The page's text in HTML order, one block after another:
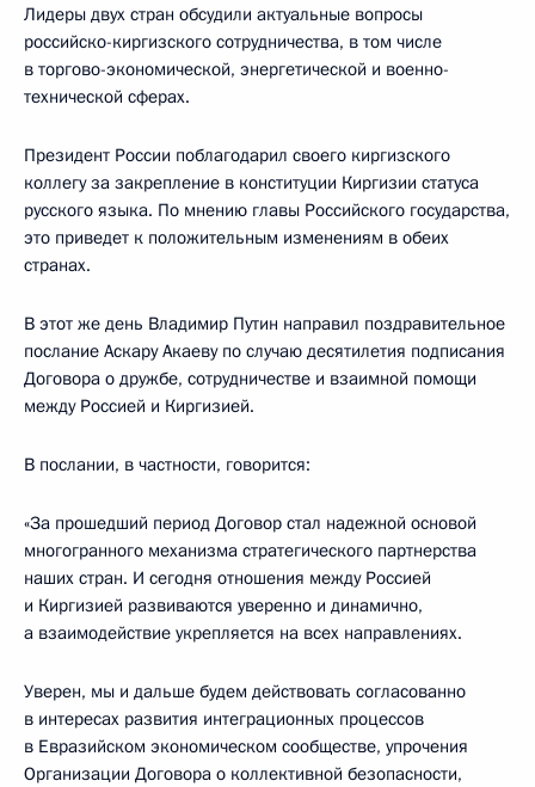
Лидеры двух стран обсудили актуальные вопросы
российско-киргизского сотрудничества, в том числе
в торгово-экономической, энергетической и военно-
технической сферах.
Президент России поблагодарил своего киргизского
коллегу за закрепление в конституции Киргизии статуса
русского языка. По мнению главы Российского государства,
это приведет к положительным изменениям в обеих
странах.
В этот же день Владимир Путин направил поздравительное
послание Аскару Акаеву по случаю десятилетия подписания
Договора о дружбе, сотрудничестве и взаимной помощи
между Россией и Киргизией.
В послании, в частности, говорится:
«За прошедший период Договор стал надежной основой
многогранного механизма стратегического партнерства
наших стран. И сегодня отношения между Россией
и Киргизией развиваются уверенно и динамично,
а взаимодействие укрепляется на всех направлениях.
Уверен, мы и дальше будем действовать согласованно
в интересах развития интеграционных процессов
в Евразийском экономическом сообществе, упрочения
Организации Договора о коллективной безопасности,